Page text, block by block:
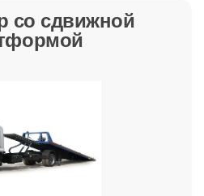
со сдвижной